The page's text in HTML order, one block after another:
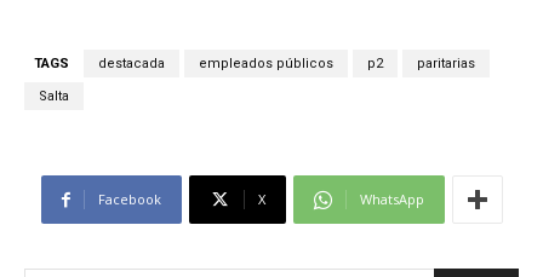
TAGS destacada empleados públicos p2 paritarias
Salta
Facebook X WhatsApp